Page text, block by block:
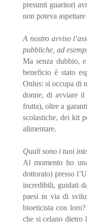
presunti guaritori
non poteva
A nostro avviso
pubbliche, ad
Ma senza dubbio,
beneficio è stato
Onlus: si occupa di
donne, di avviare
frutta), oltre a
scolastiche, dei kit
alimentare.
Quali sono i tuoi
Al momento ho
dottorato) presso
incredibili, guidati
paesi in via di
bioeticista con
che si celano dietro